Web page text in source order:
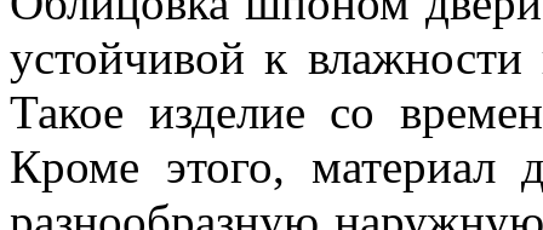
устойчивой к
Такое изделие со
Кроме этого, материал